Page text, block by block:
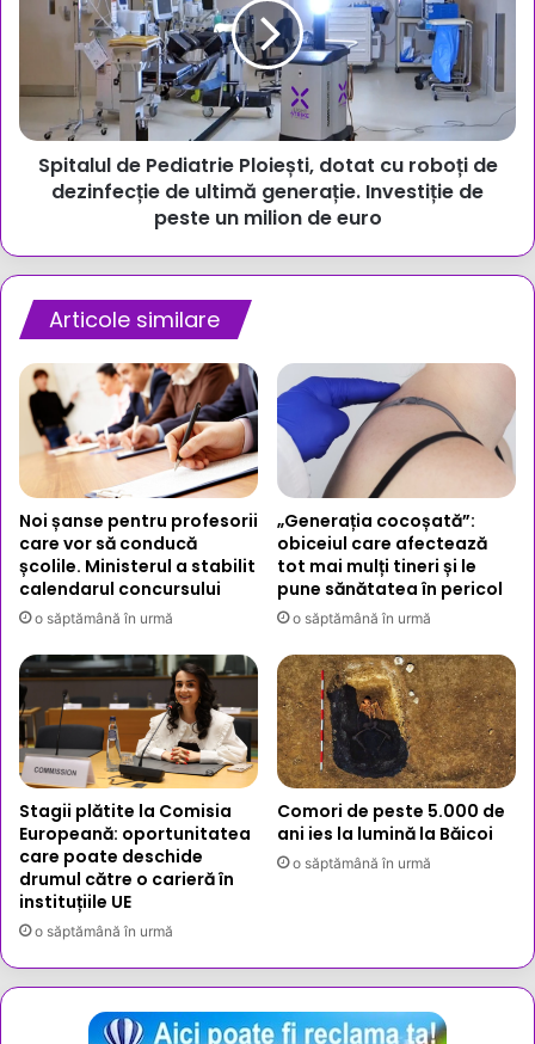
Ploiești,
roboți
dezinfecție
ultimă
de
un
milion
de
euro
Spitalul de Pediatrie Ploiești, dotat cu roboți de
dezinfecție de ultimă generație. Investiție de
peste un milion de euro
Articole similare
Noi șanse pentru profesorii
care vor să conducă
școlile. Ministerul a stabilit
calendarul concursului
o săptămână în urmă
„Generația cocoșată”:
obiceiul care afectează
tot mai mulți tineri și le
pune sănătatea în pericol
o săptămână în urmă
Stagii plătite la Comisia
Europeană: oportunitatea
care poate deschide
drumul către o carieră în
instituțiile UE
o săptămână în urmă
Comori de peste 5.000 de
ani ies la lumină la Băicoi
o săptămână în urmă